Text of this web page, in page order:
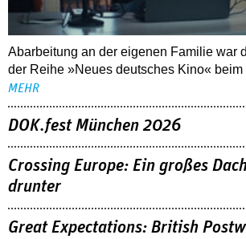
Abarbeitung an der eigenen Familie war
der Reihe »Neues deutsches Kino« beim
MEHR
DOK.fest München 2026
Crossing Europe: Ein großes
drunter
Great Expectations: British